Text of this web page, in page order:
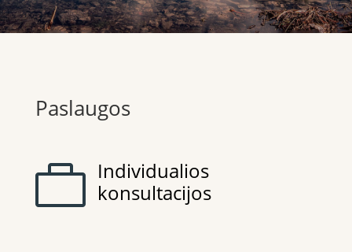
Paslaugos
 Individualios
konsultacijos